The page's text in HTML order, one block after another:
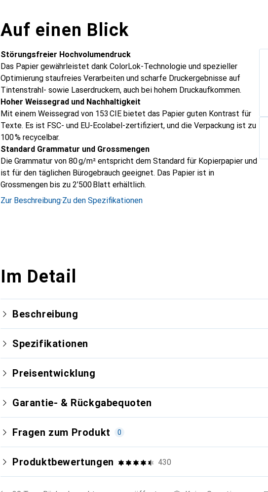
Auf einen Blick
Störungsfreier Hochvolumendruck
Das Papier gewährleistet dank ColorLok-Technologie und spezieller
Optimierung staufreies Verarbeiten und scharfe Druckergebnisse auf
Tintenstrahl- sowie Laserdruckern, auch bei hohem Druckaufkommen.
Hoher Weissegrad und Nachhaltigkeit
Mit einem Weissegrad von 153 CIE bietet das Papier guten Kontrast für
Texte. Es ist FSC- und EU-Ecolabel-zertifiziert, und die Verpackung ist zu
100 % recycelbar.
Standard Grammatur und Grossmengen
Die Grammatur von 80 g/m² entspricht dem Standard für Kopierpapier und
ist für den täglichen Bürogebrauch geeignet. Das Papier ist in
Grossmengen bis zu 2’500 Blatt erhältlich.
Zur Beschreibung·Zu den Spezifikationen
Im Detail
Beschreibung
Spezifikationen
Preisentwicklung
Garantie- & Rückgabequoten
Fragen zum Produkt 0
Produktbewertungen 430